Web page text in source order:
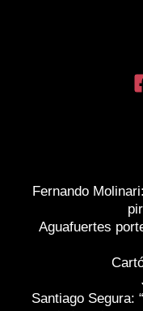
Fernando
Aguafuertes
Santiago Segura: